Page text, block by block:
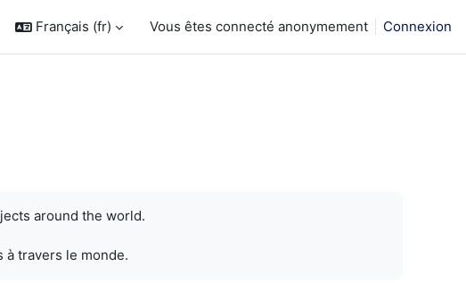
Français ‎(fr)‎ Vous êtes connecté anonymement Connexion
around the world.
travers le monde.